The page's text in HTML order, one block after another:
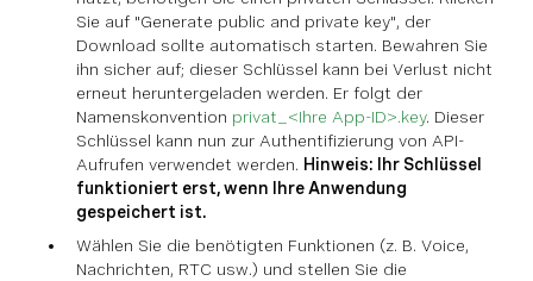
Sie auf "Generate public and private key", der
Download sollte automatisch starten. Bewahren Sie
ihn sicher auf; dieser Schlüssel kann bei Verlust nicht
erneut heruntergeladen werden. Er folgt der
Namenskonvention privat_<Ihre App-ID>.key. Dieser
Schlüssel kann nun zur Authentifizierung von API-
Aufrufen verwendet werden. Hinweis: Ihr Schlüssel
funktioniert erst, wenn Ihre Anwendung
gespeichert ist.
Wählen Sie die benötigten Funktionen (z. B. Voice,
Nachrichten, RTC usw.) und stellen Sie die